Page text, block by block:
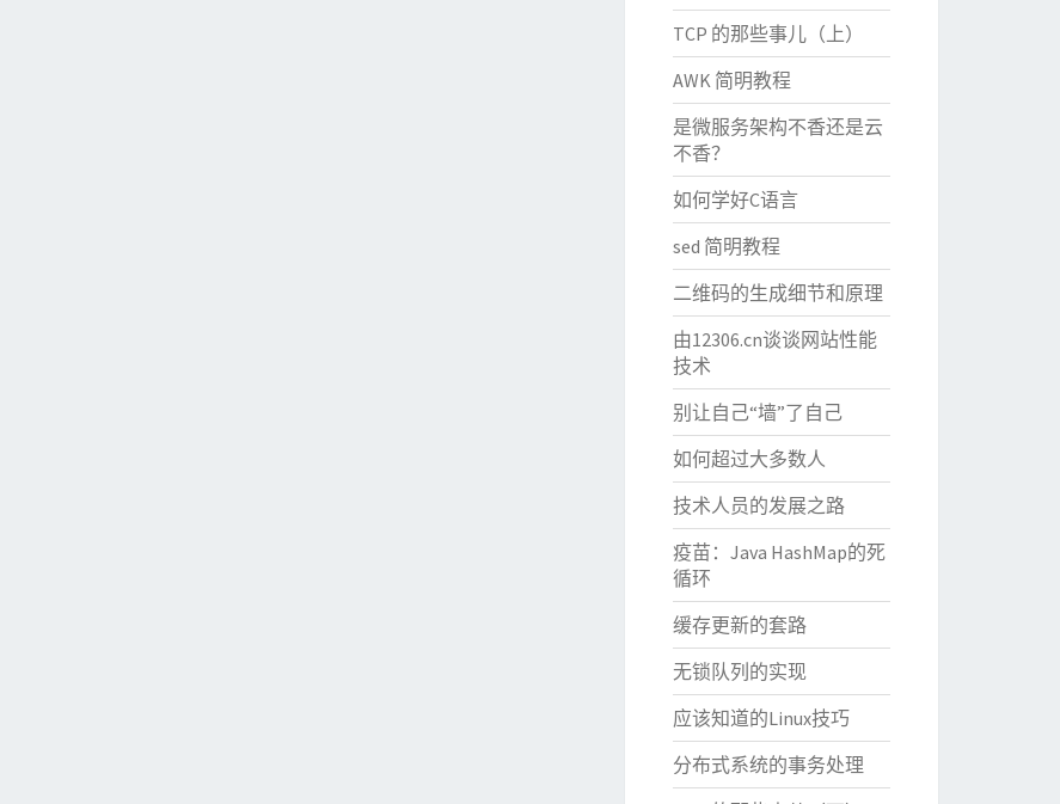
TCP 的那些事儿（上）
AWK 简明教程
是微服务架构不香还是云
不香？
如何学好C语言
sed 简明教程
二维码的生成细节和原理
由12306.cn谈谈网站性能
技术
别让自己“墙”了自己
如何超过大多数人
技术人员的发展之路
疫苗：Java HashMap的死
循环
缓存更新的套路
无锁队列的实现
应该知道的Linux技巧
分布式系统的事务处理